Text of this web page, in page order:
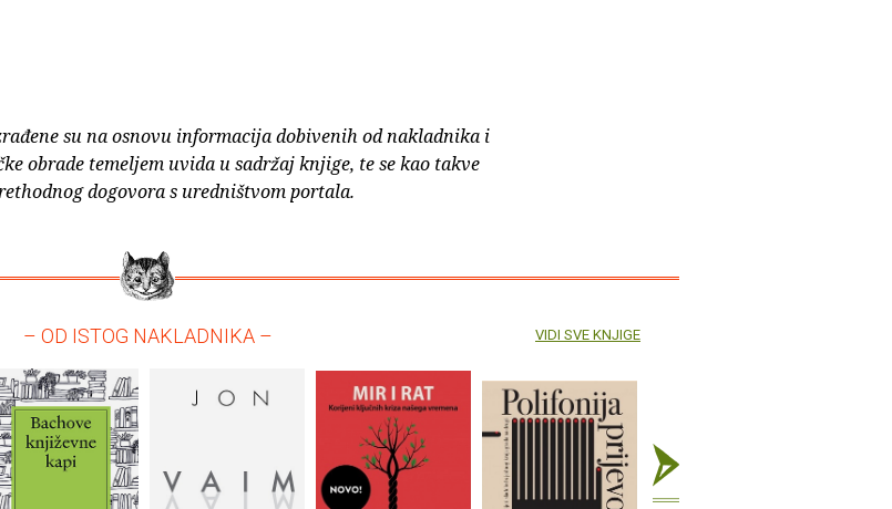
su na osnovu informacija dobivenih od nakladnika i
obrade temeljem uvida u sadržaj knjige, te se kao takve
dogovora s uredništvom portala.
– OD ISTOG NAKLADNIKA – VIDI SVE KNJIGE